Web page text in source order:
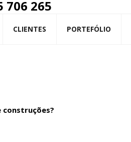
706 265
CLIENTES PORTEFÓLIO
construções?